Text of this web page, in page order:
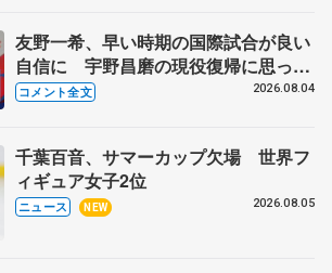
友野一希、早い時期の国際試合が良い
自信に 宇野昌磨の現役復帰に思って
いること 【アジアンオープントロフ
コメント全文 2026.08.04
千葉百音、サマーカップ欠場 世界フ
ィギュア女子2位
ニュース NEW 2026.08.05